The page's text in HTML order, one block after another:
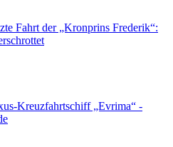
Fahrt der „Kronprins Frederik“:
Kreuzfahrtschiff „Evrima“ -